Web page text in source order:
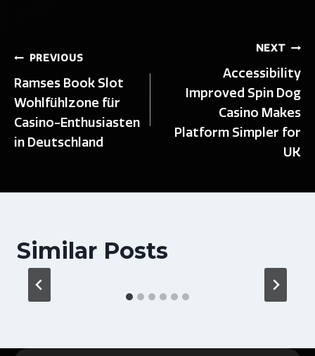
Post
navigation
PREVIOUS
Ramses Book Slot
Wohlfühlzone für
Casino-Enthusiasten
in Deutschland
NEXT
Accessibility
Improved Spin Dog
Casino Makes
Platform Simpler for
UK
Similar Posts